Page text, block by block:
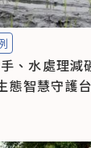
、水處理減
態智慧守護